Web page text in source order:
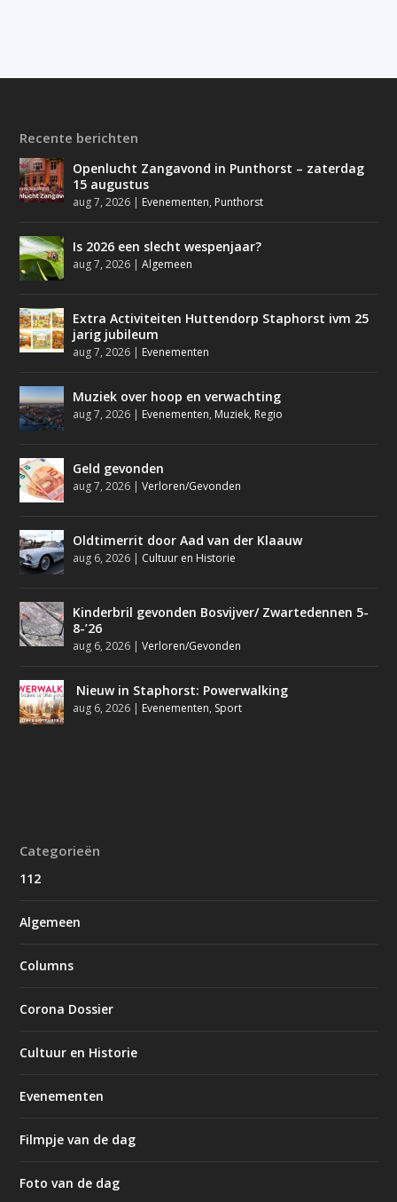
Recente berichten
Openlucht Zangavond in Punthorst – zaterdag
15 augustus
aug 7, 2026 | Evenementen, Punthorst
Is 2026 een slecht wespenjaar?
aug 7, 2026 |Algemeen
Extra Activiteiten Huttendorp Staphorst ivm 25
jarig jubileum
aug 7, 2026 | Evenementen
Muziek over hoop en verwachting
aug 7, 2026 | Evenementen, Muziek, Regio
Geld gevonden
aug 7, 2026 |Verloren/Gevonden
Oldtimerrit door Aad van der Klaauw
aug 6, 2026 | Cultuur en Historie
Kinderbril gevonden Bosvijver/ Zwartedennen 5-
8-’26
aug 6, 2026 |Verloren/Gevonden
Nieuw in Staphorst: Powerwalking
aug 6, 2026 | Evenementen, Sport
Categorieën
112
Algemeen
Columns
Corona Dossier
Cultuur en Historie
Evenementen
Filmpje van de dag
Foto van de dag